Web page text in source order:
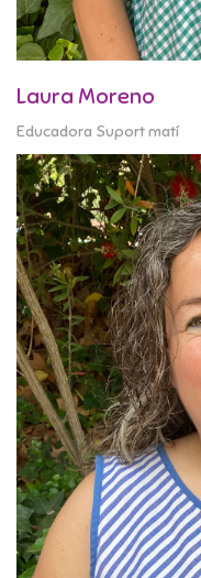
Laura Moreno
Educadora Suport matí